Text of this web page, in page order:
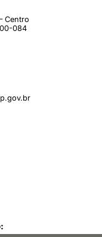
Centro
084